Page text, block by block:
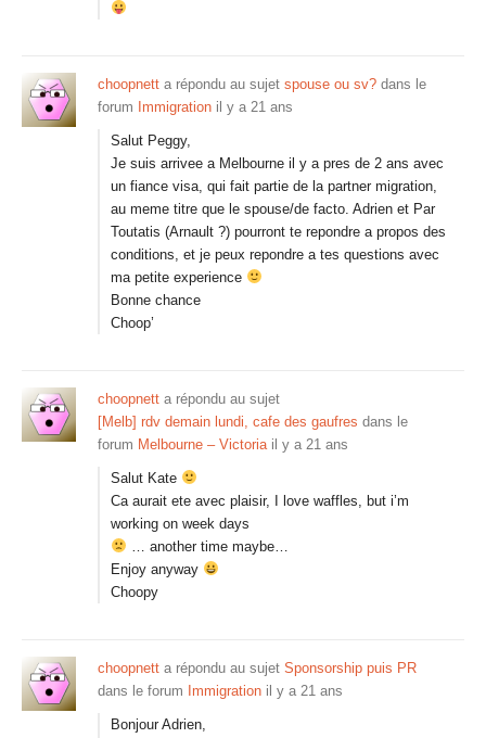
choopnett a répondu au sujet spouse ou sv? dans le
forum Immigration il y a 21 ans
Salut Peggy,
Je suis arrivee a Melbourne il y a pres de 2 ans avec
un fiance visa, qui fait partie de la partner migration,
au meme titre que le spouse/de facto. Adrien et Par
Toutatis (Arnault ?) pourront te repondre a propos des
conditions, et je peux repondre a tes questions avec
ma petite experience
Bonne chance
Choop’
choopnett a répondu au sujet
[Melb] rdv demain lundi, cafe des gaufres dans le
forum Melbourne – Victoria il y a 21 ans
Salut Kate
Ca aurait ete avec plaisir, I love waffles, but i’m
working on week days
… another time maybe…
Enjoy anyway
Choopy
choopnett a répondu au sujet Sponsorship puis PR
dans le forum Immigration il y a 21 ans
Bonjour Adrien,